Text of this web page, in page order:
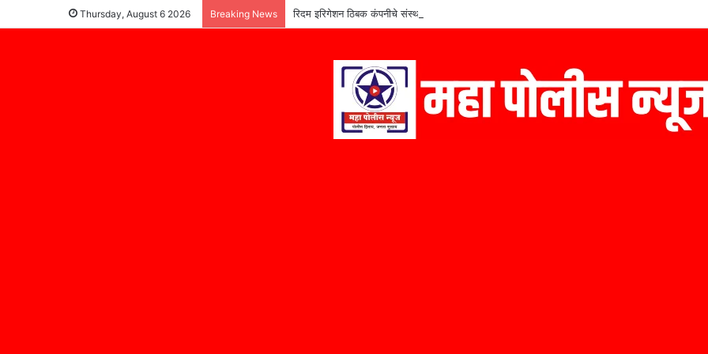
Thursday, August 6 2026 Breaking News रिदम इरिगेशन ठिबक कंपनीचे संस्थापक कैलास निळे यांचा ‘मराठी उद्योजक पुरस्कार